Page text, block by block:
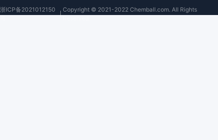
浙ICP备2021012150
Copyright © 2021-2022 Chemball.com. All Rights